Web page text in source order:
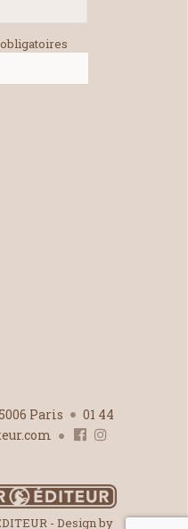
Paris
01 44
- Design by